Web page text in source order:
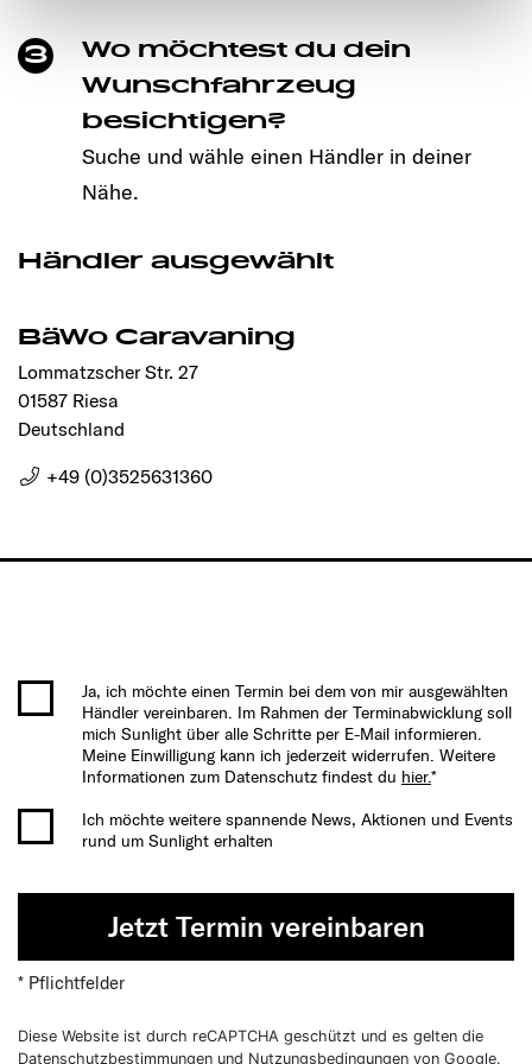
den störungsfreien Betrieb der Webseite und die
Ermöglichung der Seitennavigation erforderlich sind.
3
Wo möchtest du dein
Wunschfahrzeug
besichtigen?
Suche und wähle einen Händler in deiner
Nähe.
Händler ausgewählt
BäWo Caravaning
Lommatzscher Str. 27
01587 Riesa
Deutschland
+49 (0)3525631360
Ja, ich möchte einen Termin bei dem von mir ausgewählten
Händler vereinbaren. Im Rahmen der Terminabwicklung soll
mich Sunlight über alle Schritte per E-Mail informieren.
Meine Einwilligung kann ich jederzeit widerrufen. Weitere
Informationen zum Datenschutz findest du hier.*
Ich möchte weitere spannende News, Aktionen und Events
rund um Sunlight erhalten
Jetzt Termin vereinbaren
* Pflichtfelder
Diese Website ist durch reCAPTCHA geschützt und es gelten die
Datenschutzbestimmungen und Nutzungsbedingungen von Google.